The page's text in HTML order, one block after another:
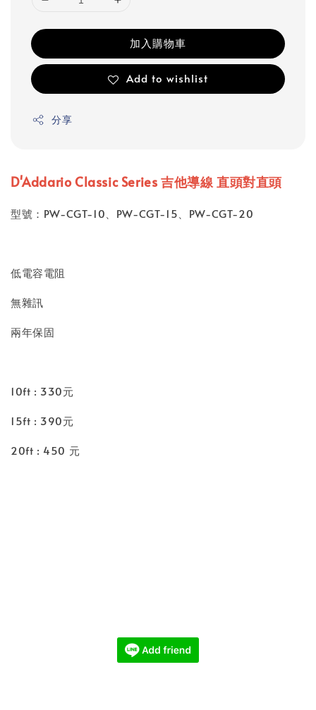
加入購物車
Add to wishlist
分享
D'Addario Classic Series 吉他導線 直頭對直頭
型號：PW-CGT-10、PW-CGT-15、PW-CGT-20
低電容電阻
無雜訊
兩年保固
10ft : 330元
15ft : 390元
20ft : 450 元